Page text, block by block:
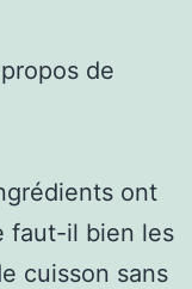
de
ont
faut-il bien les
cuisson sans